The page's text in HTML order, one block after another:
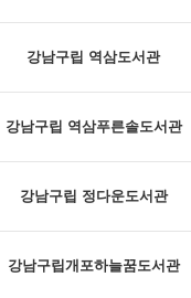
강남구립 역삼도서관
강남구립 역삼푸른솔도서관
강남구립 정다운도서관
강남구립개포하늘꿈도서관